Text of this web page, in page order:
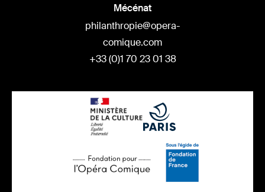
Mécénat
philanthropie@opera-
comique.com
+33 (0)1 70 23 01 38